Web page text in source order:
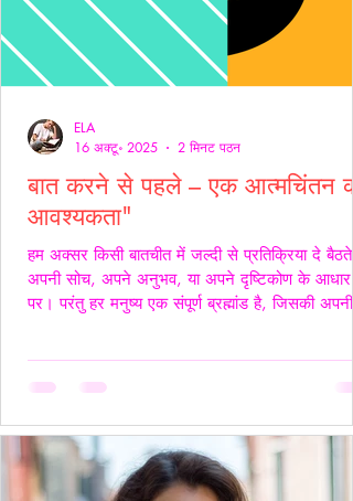
बात करने से पहले – एक आत्मचिंतन की
आवश्यकता"
हम अक्सर किसी बातचीत में जल्दी से प्रतिक्रिया दे बैठते
अपनी सोच, अपने अनुभव, या अपने दृष्टिकोण के आधार
पर। परंतु हर मनुष्य एक संपूर्ण ब्रह्मांड है, जिसकी अपनी
केवल ध्वनियाँ नहीं होते; वे असर डालते हैं कभी सान्त्वना
हैं, कभी चोट। हर व्यक्ति की अपनी 'दुनिया' होती है हम
मानकर चलते हैं कि सामने वाला हमें उसी तरह
ELA
16 अक्टू॰ 2025
2 मिनट पठन